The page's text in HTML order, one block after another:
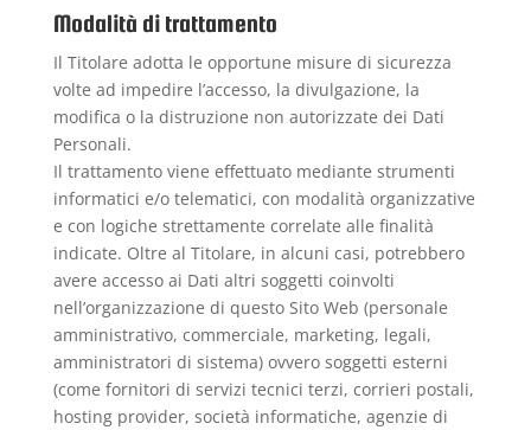
Modalità di trattamento
Il Titolare adotta le opportune misure di sicurezza
volte ad impedire l’accesso, la divulgazione, la
modifica o la distruzione non autorizzate dei Dati
Personali.
Il trattamento viene effettuato mediante strumenti
informatici e/o telematici, con modalità organizzative
e con logiche strettamente correlate alle finalità
indicate. Oltre al Titolare, in alcuni casi, potrebbero
avere accesso ai Dati altri soggetti coinvolti
nell’organizzazione di questo Sito Web (personale
amministrativo, commerciale, marketing, legali,
amministratori di sistema) ovvero soggetti esterni
(come fornitori di servizi tecnici terzi, corrieri postali,
hosting provider, società informatiche, agenzie di